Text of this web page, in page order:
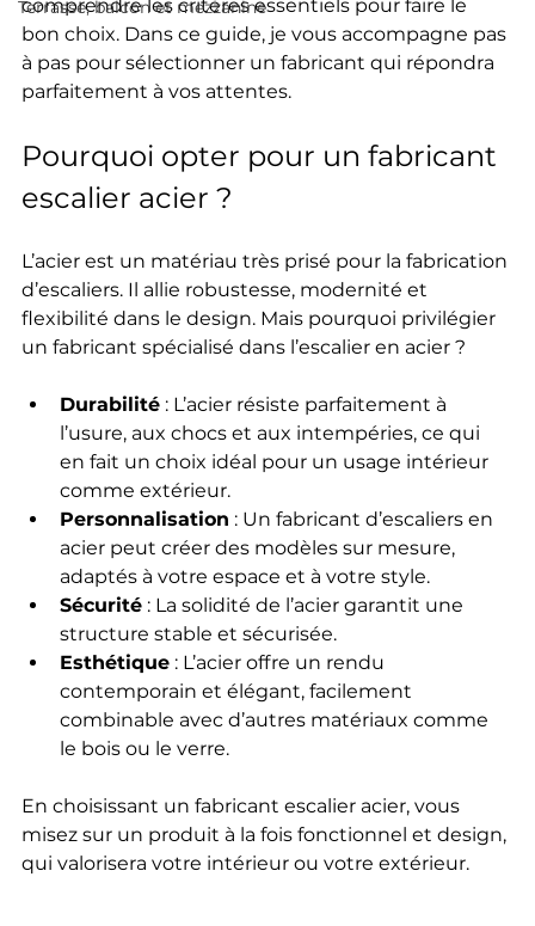
Terrasse, balcon et mezzanine
comprendre les critères essentiels pour faire le
bon choix. Dans ce guide, je vous accompagne pas
à pas pour sélectionner un fabricant qui répondra
parfaitement à vos attentes.
Pourquoi opter pour un fabricant
escalier acier ?
L’acier est un matériau très prisé pour la fabrication
d’escaliers. Il allie robustesse, modernité et
flexibilité dans le design. Mais pourquoi privilégier
un fabricant spécialisé dans l’escalier en acier ?
Durabilité : L’acier résiste parfaitement à
l’usure, aux chocs et aux intempéries, ce qui
en fait un choix idéal pour un usage intérieur
comme extérieur.
Personnalisation : Un fabricant d’escaliers en
acier peut créer des modèles sur mesure,
adaptés à votre espace et à votre style.
Sécurité : La solidité de l’acier garantit une
structure stable et sécurisée.
Esthétique : L’acier offre un rendu
contemporain et élégant, facilement
combinable avec d’autres matériaux comme
le bois ou le verre.
En choisissant un fabricant escalier acier, vous
misez sur un produit à la fois fonctionnel et design,
qui valorisera votre intérieur ou votre extérieur.